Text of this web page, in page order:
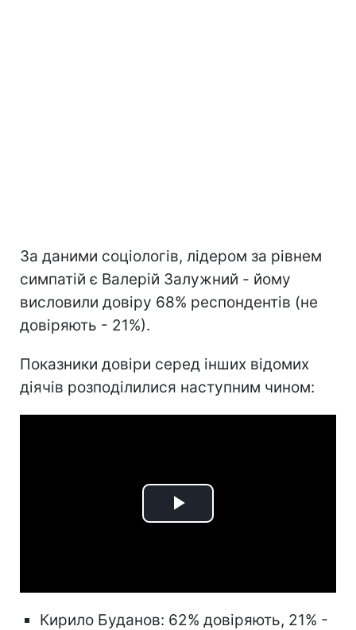
За даними соціологів, лідером за рівнем
симпатій є Валерій Залужний - йому
висловили довіру 68% респондентів (не
довіряють - 21%).
Показники довіри серед інших відомих
діячів розподілилися наступним чином:
Play
Кирило Буданов: 62% довіряють, 21% -